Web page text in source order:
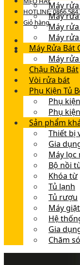
HOTLINE:
Giỏ hàng
Máy
Máy
Máy
Máy
Máy Rửa Bát
Máy
Chậu Rửa Bát
Vòi rửa bát
Phụ Kiện Tủ
Phụ
Phụ
Sản phẩm
Thiết bị
Gia
Máy lọc
Bộ nồi
Khóa từ
Tủ lạnh
Tủ rượu
Máy giặt
Hệ
Gia
Chăm